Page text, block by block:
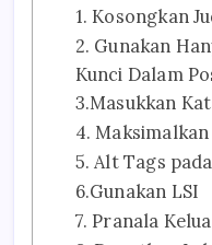
1. Kosongkan
2. Gunakan
Kunci Dalam
3.Masukkan
4. Maksimalkan
5. Alt Tags
6.Gunakan LSI
7. Pranala